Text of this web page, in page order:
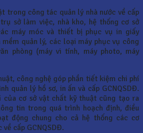
trong công tác quản lý nhà nước về cấp
sở làm việc, nhà kho, hệ thống cơ sở
máy móc và thiết bị phục vụ in giấy
mềm quản lý, các loại máy phục vụ công
phòng (máy vi tính, máy photo, máy
công nghệ góp phần tiết kiệm chi phí
quản lý hồ sơ, in ấn và cấp GCNQSDĐ.
của cơ sở vật chất kỹ thuật cũng tạo ra
tin trong quá trình hoạch định, điều
động chung cho cả hệ thống các cơ
về cấp GCNQSDĐ.